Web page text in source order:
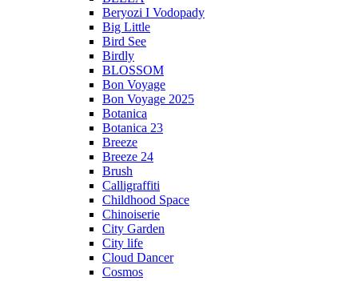
Beryozi I Vodopady
Big Little
Bird See
Birdly
BLOSSOM
Bon Voyage
Bon Voyage 2025
Botanica
Botanica 23
Breeze
Breeze 24
Brush
Calligraffiti
Childhood Space
Chinoiserie
City Garden
City life
Cloud Dancer
Cosmos